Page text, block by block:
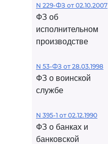
N 229-ФЗ от 02.10.2007
ФЗ об
исполнительном
производстве
N 53-ФЗ от 28.03.1998
ФЗ о воинской
службе
N 395-1 от 02.12.1990
ФЗ о банках и
банковской